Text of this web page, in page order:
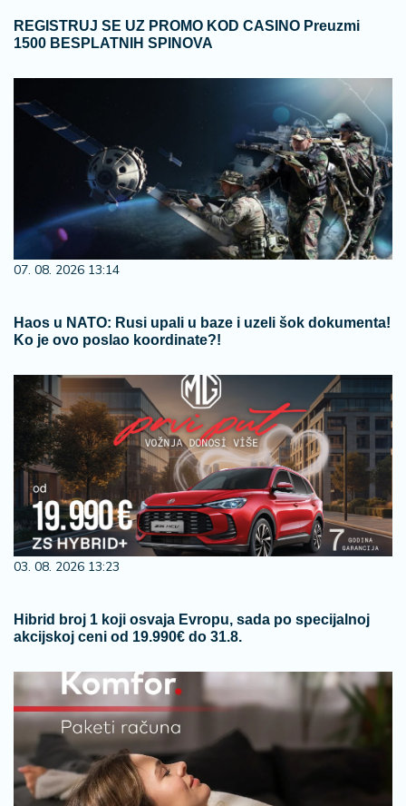
REGISTRUJ SE UZ PROMO KOD CASINO Preuzmi
1500 BESPLATNIH SPINOVA
07. 08. 2026 13:14
Haos u NATO: Rusi upali u baze i uzeli šok dokumenta!
Ko je ovo poslao koordinate?!
03. 08. 2026 13:23
Hibrid broj 1 koji osvaja Evropu, sada po specijalnoj
akcijskoj ceni od 19.990€ do 31.8.